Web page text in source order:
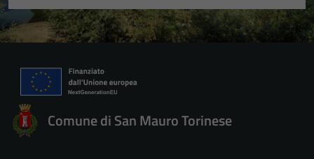
Comune di San Mauro Torinese